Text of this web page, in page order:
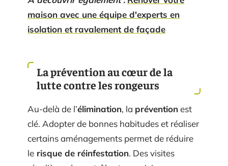
maison avec une équipe d'experts en
isolation et ravalement de façade
La prévention au cœur de la
lutte contre les rongeurs
Au-delà de l’élimination, la préventionest
clé. Adopter de bonnes habitudes et réaliser
certains aménagements permet de réduire
le risque de réinfestation. Des visites